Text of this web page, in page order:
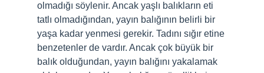
olmadığı söylenir. Ancak yaşlı balıkların eti
tatlı olmadığından, yayın balığının belirli bir
yaşa kadar yenmesi gerekir. Tadını sığır etine
benzetenler de vardır. Ancak çok büyük bir
balık olduğundan, yayın balığını yakalamak